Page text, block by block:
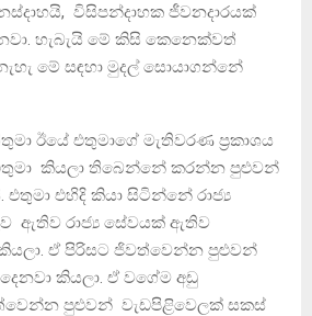
විසිපන්දාහක ජීවනදාරයක්
හැබැයි මේ කිසි කෙනෙක්වත්
මේ සඳහා මුදල් සොයාගන්නේ
ඊයේ එතුමාගේ මැතිවරණ ප්‍රකාශය
කියලා තිබෙන්නේ කරන්න පුළුවන්
එහිදි කියා සිටින්නේ රාජ්‍ය
ඇතිව රාජ්‍ය සේවයක් ඇතිව
ඒ පිරිසට ජිවත්වෙන්න පුළුවන්
කියලා. ඒ වගේම අඩු
පුළුවන් වැඩපිළිවෙලක් සකස්